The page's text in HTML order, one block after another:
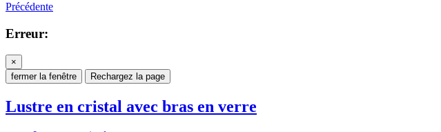
Précédente
Erreur:
×
fermer la fenêtre
Rechargez la page
Lustre en cristal avec bras en verre